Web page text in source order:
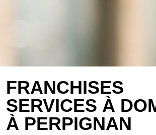
FRANCHISES
SERVICES À
À PERPIGNAN